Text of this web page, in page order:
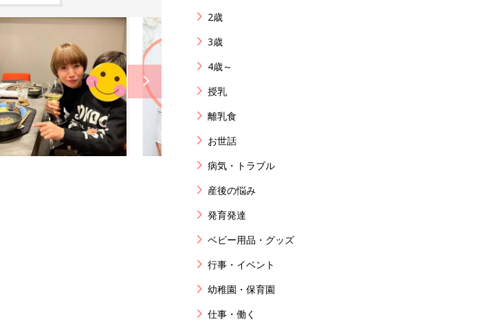
2歳
3歳
4歳～
授乳
離乳食
お世話
病気・トラブル
産後の悩み
発育発達
ベビー用品・グッズ
行事・イベント
幼稚園・保育園
仕事・働く